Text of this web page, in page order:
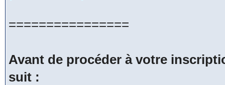
================
Avant de procéder à votre
suit :